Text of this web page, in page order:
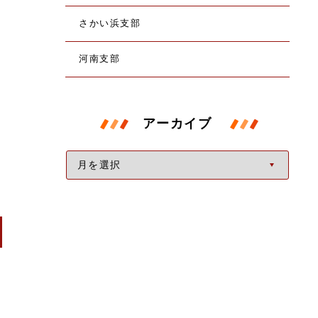
さかい浜支部
河南支部
アーカイブ